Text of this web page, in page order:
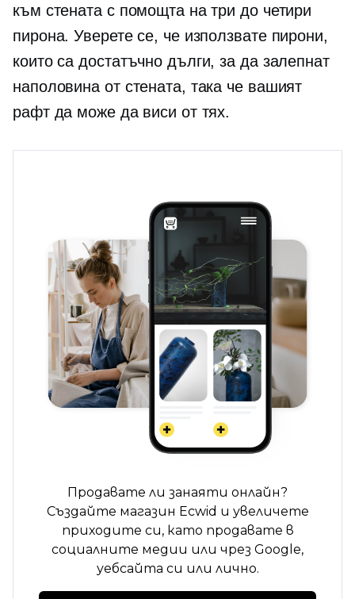
към стената с помощта на три до четири
пирона. Уверете се, че използвате пирони,
които са достатъчно дълги, за да залепнат
наполовина от стената, така че вашият
рафт да може да виси от тях.
Продавате ли занаяти онлайн?
Създайте магазин Ecwid и увеличете
приходите си, като продавате в
социалните медии или чрез Google,
уебсайта си или лично.